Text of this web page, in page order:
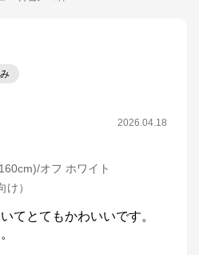
2026.04.18
オフ ホワイト
）
てとてもかわいいです。